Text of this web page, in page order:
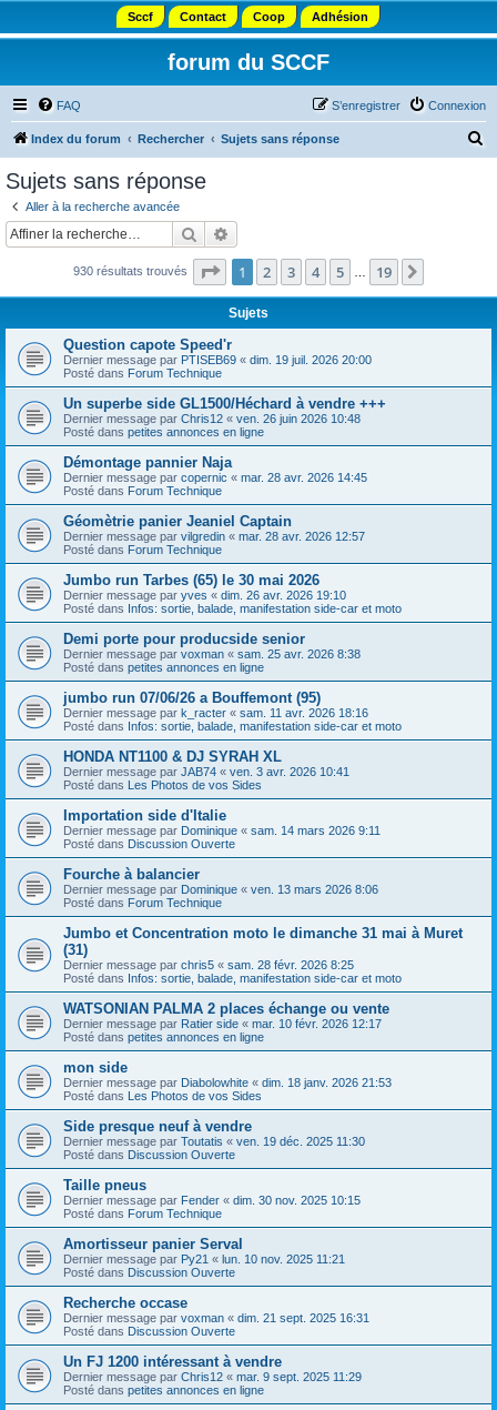
Sccf Contact Coop Adhésion
forum du SCCF
FAQ Connexion
S’enregistrer
Index du forum Rechercher Sujets sans réponse
c
Sujets sans réponse
Aller à la recherche avancée
Rechercher
930 résultats trouvés Page 1sur19
1 2 3 4 5 19
Sujets
Question capote Speed'r
Dernier message par PTISEB69 « dim. 19 juil. 2026 20:00
Posté dans Forum Technique
Un superbe side GL1500/Héchard à vendre +++
Dernier message par Chris12 « ven. 26 juin 2026 10:48
Posté dans petites annonces en ligne
Démontage pannier Naja
Dernier message par copernic « mar. 28 avr. 2026 14:45
Posté dans Forum Technique
Géomètrie panier Jeaniel Captain
Dernier message par vilgredin « mar. 28 avr. 2026 12:57
Posté dans Forum Technique
Jumbo run Tarbes (65) le 30 mai 2026
Dernier message par yves « dim. 26 avr. 2026 19:10
Posté dans Infos: sortie, balade, manifestation side-car et moto
Demi porte pour producside senior
Dernier message par voxman « sam. 25 avr. 2026 8:38
Posté dans petites annonces en ligne
jumbo run 07/06/26 a Bouffemont (95)
Dernier message par k_racter « sam. 11 avr. 2026 18:16
Posté dans Infos: sortie, balade, manifestation side-car et moto
HONDA NT1100 & DJ SYRAH XL
Dernier message par JAB74 « ven. 3 avr. 2026 10:41
Posté dans Les Photos de vos Sides
Importation side d'Italie
Dernier message par Dominique « sam. 14 mars 2026 9:11
Posté dans Discussion Ouverte
Fourche à balancier
Dernier message par Dominique « ven. 13 mars 2026 8:06
Posté dans Forum Technique
Jumbo et Concentration moto le dimanche 31 mai à Muret
(31)
Dernier message par chris5 « sam. 28 févr. 2026 8:25
Posté dans Infos: sortie, balade, manifestation side-car et moto
WATSONIAN PALMA 2 places échange ou vente
Dernier message par Ratier side « mar. 10 févr. 2026 12:17
Posté dans petites annonces en ligne
mon side
Dernier message par Diabolowhite « dim. 18 janv. 2026 21:53
Posté dans Les Photos de vos Sides
Side presque neuf à vendre
Dernier message par Toutatis « ven. 19 déc. 2025 11:30
Posté dans Discussion Ouverte
Taille pneus
Dernier message par Fender « dim. 30 nov. 2025 10:15
Posté dans Forum Technique
Amortisseur panier Serval
Dernier message par Py21 « lun. 10 nov. 2025 11:21
Posté dans Discussion Ouverte
Recherche occase
Dernier message par voxman « dim. 21 sept. 2025 16:31
Posté dans Discussion Ouverte
Un FJ 1200 intéressant à vendre
Dernier message par Chris12 « mar. 9 sept. 2025 11:29
Posté dans petites annonces en ligne